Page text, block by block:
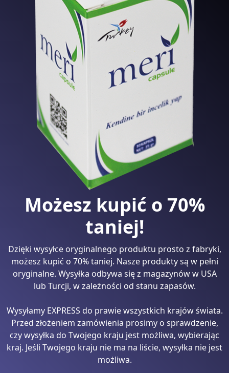
Możesz kupić o 70%
taniej!
Dzięki wysyłce oryginalnego produktu prosto z fabryki,
możesz kupić o 70% taniej. Nasze produkty są w pełni
oryginalne. Wysyłka odbywa się z magazynów w USA
lub Turcji, w zależności od stanu zapasów.
Wysyłamy EXPRESS do prawie wszystkich krajów świata.
Przed złożeniem zamówienia prosimy o sprawdzenie,
czy wysyłka do Twojego kraju jest możliwa, wybierając
kraj. Jeśli Twojego kraju nie ma na liście, wysyłka nie jest
możliwa.